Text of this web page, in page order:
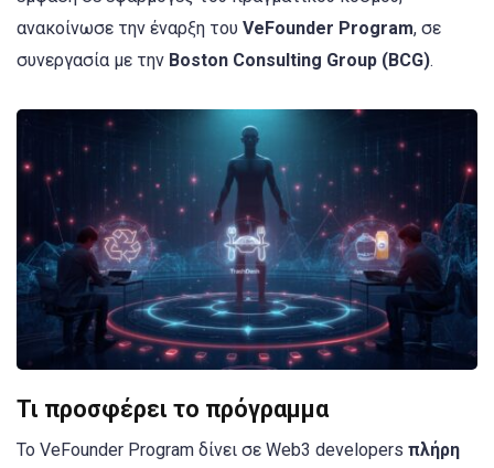
ανακοίνωσε την έναρξη του VeFounder Program, σε
συνεργασία με την Boston Consulting Group (BCG).
Τι προσφέρει το πρόγραμμα
Το VeFounder Program δίνει σε Web3 developers πλήρη